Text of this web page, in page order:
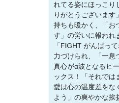
れてる姿にほっこり
りがとうございます
持ちも暖かく、「お
す」の労いに報われ
「FIGHT がんばっ
力づけられ、「一息
真心がα波となるヒ
ックス！「それでは
愛は心の温度差をな
よう」の爽やかな挨